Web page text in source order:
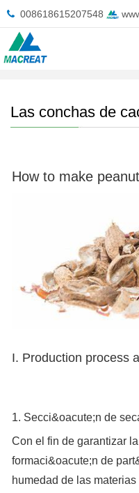
008618615207548
Inicio
Las conchas de
How to make
I. Production process
1. Secci&oacute;n de
Con el fin de garantizar
formaci&oacute;n de
humedad de las